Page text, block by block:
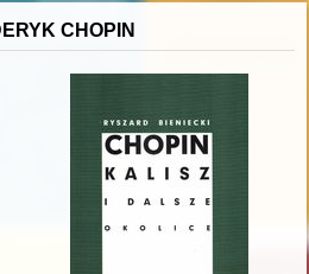
CHOPIN